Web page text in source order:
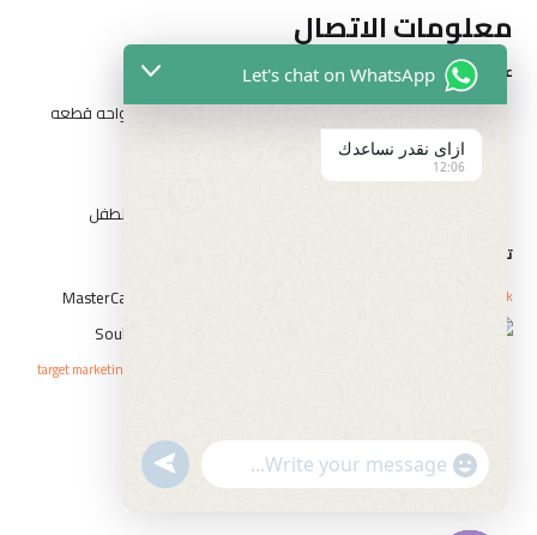
معلومات الاتصال
عناوين الفروع
المقطم الهضبه الوسطي الحي التاني شارع مدرسه الواحه قطعه
رقم ٣٢٦٢
١٤ شارع السيد الببلاوي ارض شريف عابدين
تواصل مع الفارس
Facebook
target marketing agency
السياسة والخصوصية
الشروط والأحكام
Let's chat on WhatsApp
ازاى نقدر نساعدك
12:06
"+chaty_settings.lang.emoji_picker+"
WhatsApp
undefined